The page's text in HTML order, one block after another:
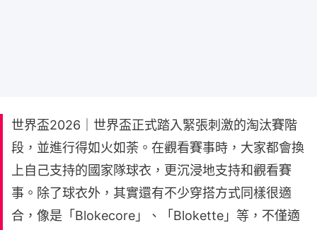
世界盃2026｜世界盃正式踏入緊張刺激的淘汰賽階
段，並進行得如火如荼。在觀看賽事時，大家都會換
上自己支持的國家隊球衣，更沉浸地支持和觀看賽
事。除了球衣外，其實還有不少穿搭方式同樣很適
合，像是「Blokecore」、「Blokette」等，不僅適